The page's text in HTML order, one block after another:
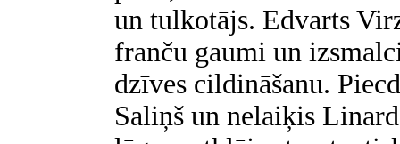
un tulkotājs. Edvarts
franču gaumi un
dzīves cildināšanu.
Saliņš un nelaiķis